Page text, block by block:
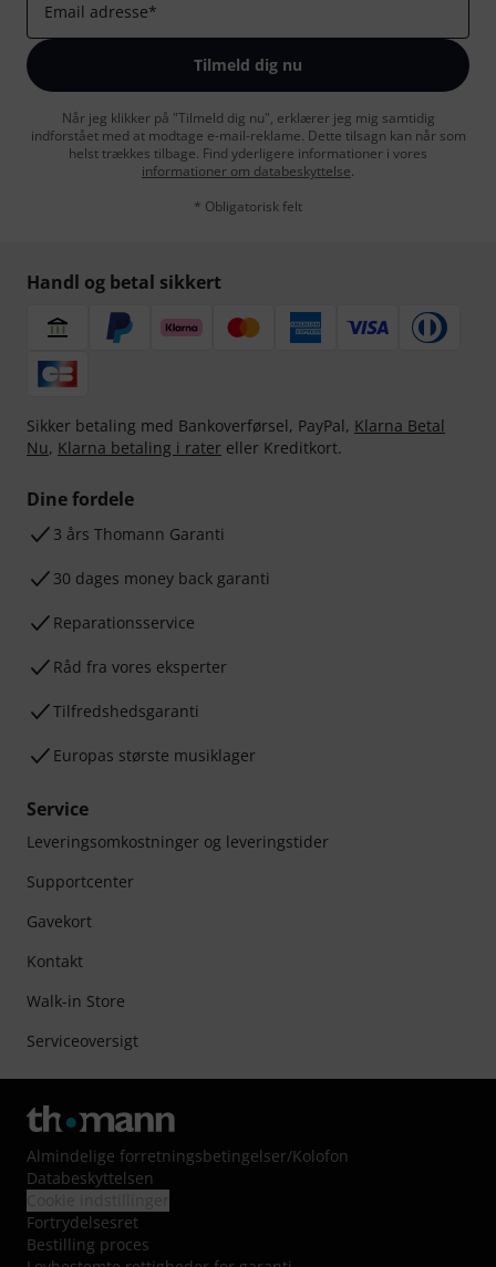
Email adresse*
Tilmeld dig nu
Når jeg klikker på "Tilmeld dig nu", erklærer jeg mig samtidig
indforstået med at modtage e-mail-reklame. Dette tilsagn kan når som
helst trækkes tilbage. Find yderligere informationer i vores
informationer om databeskyttelse.
* Obligatorisk felt
Handl og betal sikkert
Sikker betaling med Bankoverførsel, PayPal, Klarna Betal
Nu, Klarna betaling i rater eller Kreditkort.
Dine fordele
3 års Thomann Garanti
30 dages money back garanti
Reparationsservice
Råd fra vores eksperter
Tilfredshedsgaranti
Europas største musiklager
Service
Leveringsomkostninger og leveringstider
Supportcenter
Gavekort
Kontakt
Walk-in Store
Serviceoversigt
Almindelige forretningsbetingelser/Kolofon
Databeskyttelsen
Fortrydelsesret
Bestilling proces